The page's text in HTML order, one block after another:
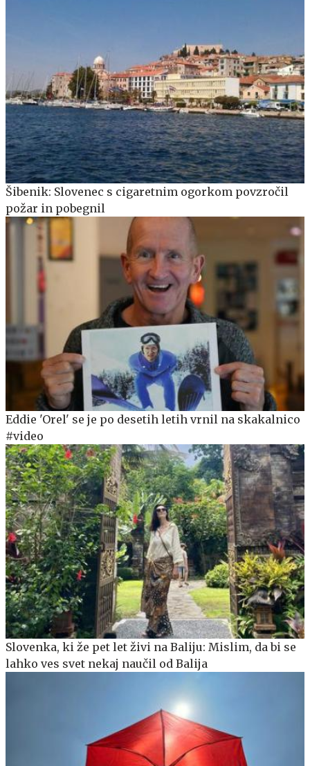
Šibenik: Slovenec s cigaretnim ogorkom povzročil
požar in pobegnil
Eddie 'Orel' se je po desetih letih vrnil na skakalnico
#video
Slovenka, ki že pet let živi na Baliju: Mislim, da bi se
lahko ves svet nekaj naučil od Balija